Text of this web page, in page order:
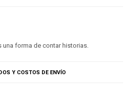
una forma de contar historias.
Y COSTOS DE ENVÍO